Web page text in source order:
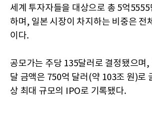
세계 투자자들을 대상으로 총 5억
하며, 일본 시장이 차지하는 비중은 전
이다.
공모가는 주당 135달러로 결정됐으며,
달 금액은 750억 달러(약 103조 원)로
상 최대 규모의 IPO로 기록됐다.